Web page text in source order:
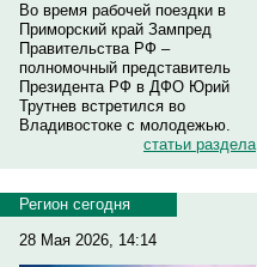
Во время рабочей поездки в
Приморский край Зампред
Правительства РФ –
полномочный представитель
Президента РФ в ДФО Юрий
Трутнев встретился во
Владивостоке с молодежью.
статьи раздела
Регион сегодня
28 Мая 2026, 14:14